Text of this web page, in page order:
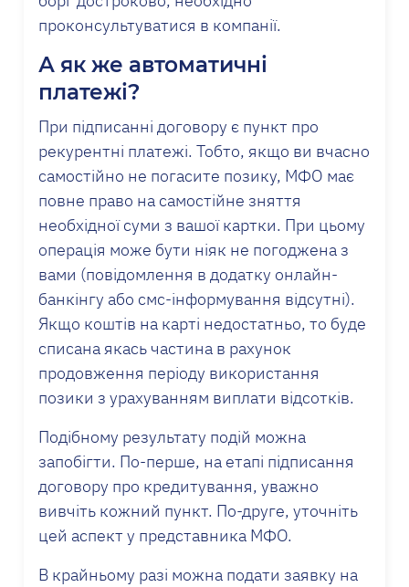
проконсультуватися в компанії.
А як же автоматичні
платежі?
При підписанні договору є пункт про
рекурентні платежі. Тобто, якщо ви вчасно
самостійно не погасите позику, МФО має
повне право на самостійне зняття
необхідної суми з вашої картки. При цьому
операція може бути ніяк не погоджена з
вами (повідомлення в додатку онлайн-
банкінгу або смс-інформування відсутні).
Якщо коштів на карті недостатньо, то буде
списана якась частина в рахунок
продовження періоду використання
позики з урахуванням виплати відсотків.
Подібному результату подій можна
запобігти. По-перше, на етапі підписання
договору про кредитування, уважно
вивчіть кожний пункт. По-друге, уточніть
цей аспект у представника МФО.
В крайньому разі можна подати заявку на